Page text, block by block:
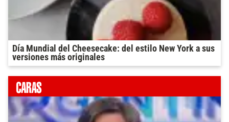
Día Mundial del Cheesecake: del estilo New York a sus
versiones más originales